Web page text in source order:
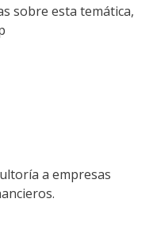
sobre esta temática,
a empresas